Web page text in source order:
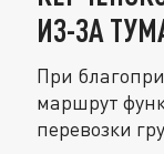
ИЗ-ЗА
При
маршрут
перевозки